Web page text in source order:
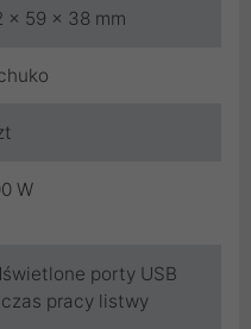
x 59 x 38 mm
W
porty USB
pracy listwy